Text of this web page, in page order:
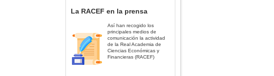
La RACEF en la prensa
Así han recogido los
principales medios de
comunicación la actividad
de la Real Academia de
Ciencias Económicas y
Financieras (RACEF)